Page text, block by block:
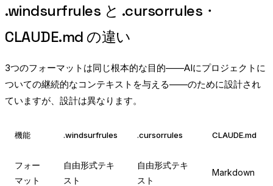
.windsurfrules と .cursorrules・
CLAUDE.md の違い
3つのフォーマットは同じ根本的な目的——AIにプロジェクトに
ついての継続的なコンテキストを与える——のために設計され
ていますが、設計は異なります。
機能 .windsurfrules .cursorrules CLAUDE.md
フォー
マット
自由形式テキ
スト
自由形式テキ
スト
Markdown